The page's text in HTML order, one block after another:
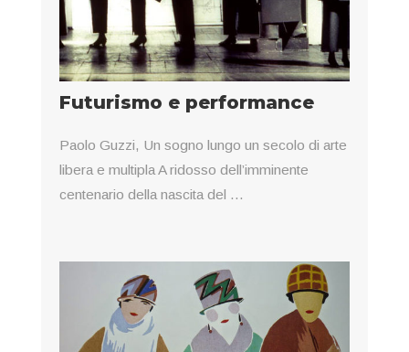
Futurismo e performance
Paolo Guzzi, Un sogno lungo un secolo di arte
libera e multipla A ridosso dell’imminente
centenario della nascita del ...